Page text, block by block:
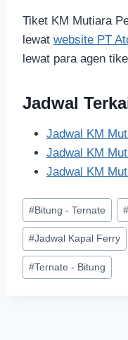
Tiket KM Mutiara
lewat website PT
lewat para agen
Jadwal
Jadwal KM
Jadwal KM
Jadwal KM
#Bitung - Ternate
#Jadwal Kapal Ferry
#Ternate - Bitung